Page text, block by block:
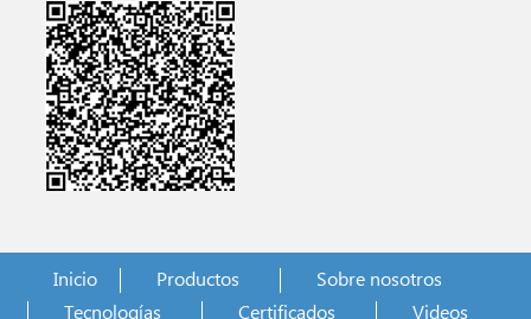
Inicio Productos
Sobre nosotros